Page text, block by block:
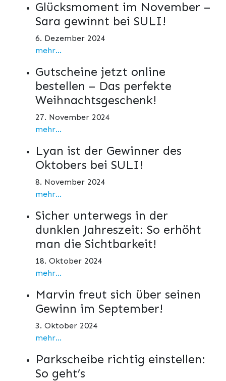
Glücksmoment im November –
Sara gewinnt bei SULI!
6. Dezember 2024
mehr...
Gutscheine jetzt online
bestellen – Das perfekte
Weihnachtsgeschenk!
27. November 2024
mehr...
Lyan ist der Gewinner des
Oktobers bei SULI!
8. November 2024
mehr...
Sicher unterwegs in der
dunklen Jahreszeit: So erhöht
man die Sichtbarkeit!
18. Oktober 2024
mehr...
Marvin freut sich über seinen
Gewinn im September!
3. Oktober 2024
mehr...
Parkscheibe richtig einstellen:
So geht’s